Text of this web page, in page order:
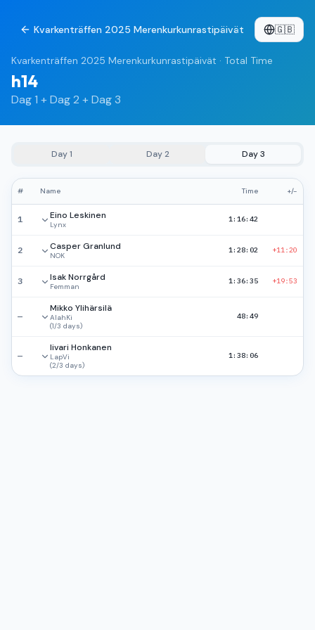
Kvarkenträffen 2025 Merenkurkunrastipäivät 🇬🇧
Kvarkenträffen 2025 Merenkurkunrastipäivät · Total Time
h14
Dag 1 + Dag 2 + Dag 3
Day1 Day 2 Day 3
# Name Time +/-
1 Eino Leskinen
Lynx
1:16:42
2 Casper Granlund
NOK
1:28:02 +11:20
3 Isak Norrgård
Femman
1:36:35 +19:53
—
Mikko Ylihärsilä
AlahKi
(1/3 days)
48:49
—
Iivari Honkanen
LapVi
(2/3 days)
1:38:06